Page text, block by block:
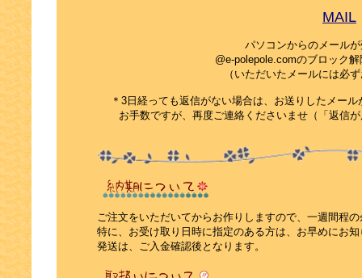
MAIL
パソコンからのメール
@e-polepole.comのブロック
（いただいたメールには必
＊3日経っても返信がない場合は、お送りしたメー
お手数ですが、再度ご連絡くださいませ（「返信
ご注文をいただいてからお作りしますので、一週間程
特に、お受け取り日時に指定のある方は、お早めにお
発送は、ご入金確認後となります。